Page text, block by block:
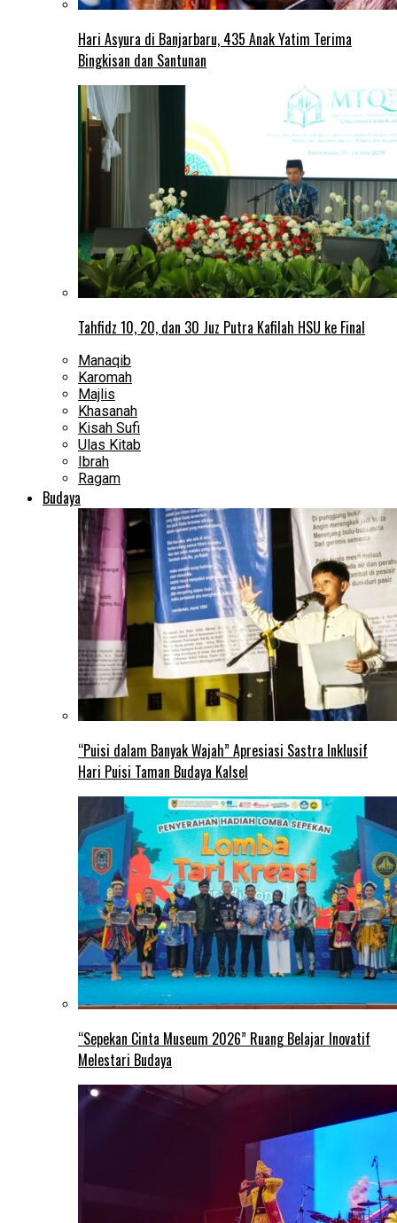
Hari Asyura di Banjarbaru, 435 Anak Yatim Terima
Bingkisan dan Santunan
Tahfidz 10, 20, dan 30 Juz Putra Kafilah HSU ke Final
Manaqib
Karomah
Majlis
Khasanah
Kisah Sufi
Ulas Kitab
Ibrah
Ragam
Budaya
“Puisi dalam Banyak Wajah” Apresiasi Sastra Inklusif
Hari Puisi Taman Budaya Kalsel
“Sepekan Cinta Museum 2026” Ruang Belajar Inovatif
Melestari Budaya